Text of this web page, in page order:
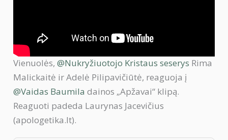
Vienuolės,@Nukryžiuotojo Kristaus seserys Rima
Malickaitė ir Adelė Pilipavičiūtė, reaguoja į
@Vaidas Baumila dainos „Apžavai“ klipą.
Reaguoti padeda Laurynas Jacevičius
(apologetika.lt).